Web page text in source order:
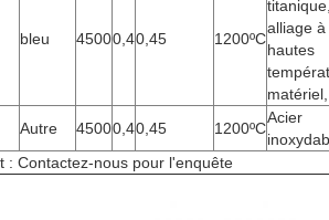
bleu 45000,40,45 1200ºC
alliage à
hautes
Autre 45000,40,45 1200ºC
Acier
: Contactez-nous pour l'enquête